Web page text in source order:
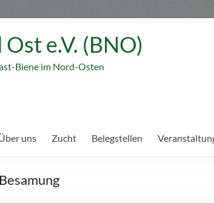
e.V. (BNO)
Biene im Nord-Osten
uns Zucht Belegstellen